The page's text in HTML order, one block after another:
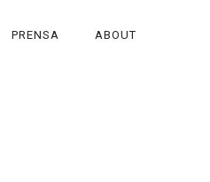
PRENSA ABOUT